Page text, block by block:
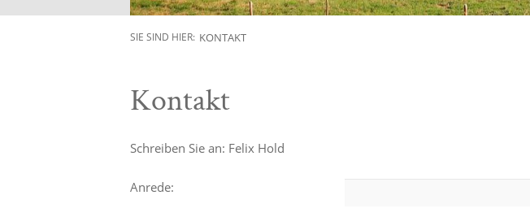
SIE SIND HIER: KONTAKT
Kontakt
Schreiben Sie an: Felix Hold
Anrede: